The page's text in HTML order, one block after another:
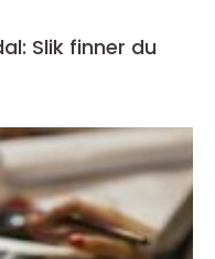
Slik finner du